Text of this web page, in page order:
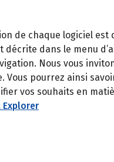
de chaque logiciel
décrite dans le menu
Nous vous
Vous pourrez ainsi
vos souhaits en